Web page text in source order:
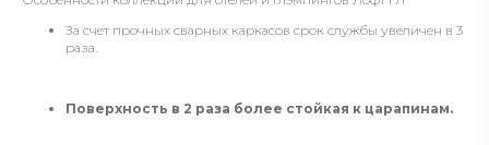
За счет прочных сварных каркасов срок службы увеличен в 3
раза.
Поверхность в 2 раза более стойкая к царапинам.